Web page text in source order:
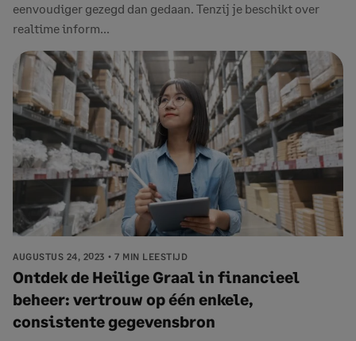
eenvoudiger gezegd dan gedaan. Tenzij je beschikt over
realtime inform...
AUGUSTUS 24, 2023 7 MIN LEESTIJD
Ontdek de Heilige Graal in financieel
beheer: vertrouw op één enkele,
consistente gegevensbron